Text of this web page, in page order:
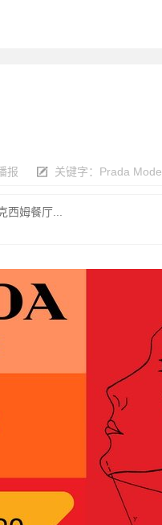
报 关键字： Prada Mode
西姆餐厅...